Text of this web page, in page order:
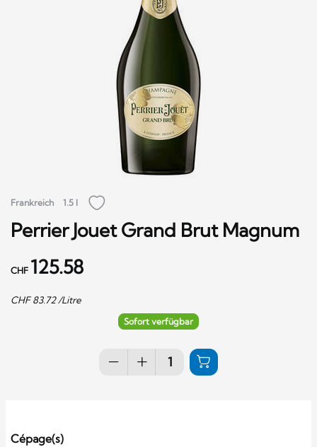
Frankreich 1.5 l
Perrier Jouet Grand Brut Magnum
CHF 125.58
CHF83.72/Litre
Sofort verfügbar
Cépage(s)